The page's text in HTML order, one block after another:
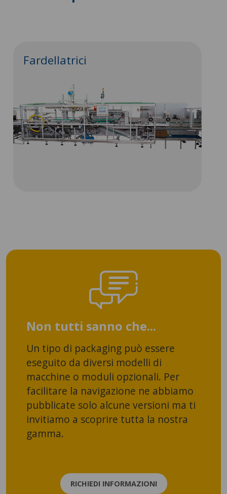
Fardellatrici
Non tutti sanno che...
Un tipo di packaging può essere
eseguito da diversi modelli di
macchine o moduli opzionali. Per
facilitare la navigazione ne abbiamo
pubblicate solo alcune versioni ma ti
invitiamo a scoprire tutta la nostra
gamma.
RICHIEDI INFORMAZIONI